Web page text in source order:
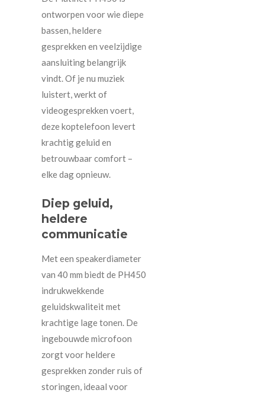
ontworpen voor wie diepe
bassen, heldere
gesprekken en veelzijdige
aansluiting belangrijk
vindt. Of je nu muziek
luistert, werkt of
videogesprekken voert,
deze koptelefoon levert
krachtig geluid en
betrouwbaar comfort –
elke dag opnieuw.
Diep geluid,
heldere
communicatie
Met een speakerdiameter
van 40 mm biedt de PH450
indrukwekkende
geluidskwaliteit met
krachtige lage tonen. De
ingebouwde microfoon
zorgt voor heldere
gesprekken zonder ruis of
storingen, ideaal voor